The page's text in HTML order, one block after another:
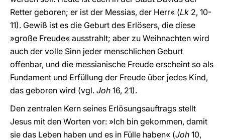
Retter geboren; er ist der Messias, der Herr« (Lk 2, 10-
11). Gewiß ist es die Geburt des Erlösers, die diese
»große Freude« ausstrahlt; aber zu Weihnachten wird
auch der volle Sinn jeder menschlichen Geburt
offenbar, und die messianische Freude erscheint so als
Fundament und Erfüllung der Freude über jedes Kind,
das geboren wird (vgl. Joh 16, 21).
Den zentralen Kern seines Erlösungsauftrags stellt
Jesus mit den Worten vor: »Ich bin gekommen, damit
sie das Leben haben und es in Fülle haben« (Joh 10,